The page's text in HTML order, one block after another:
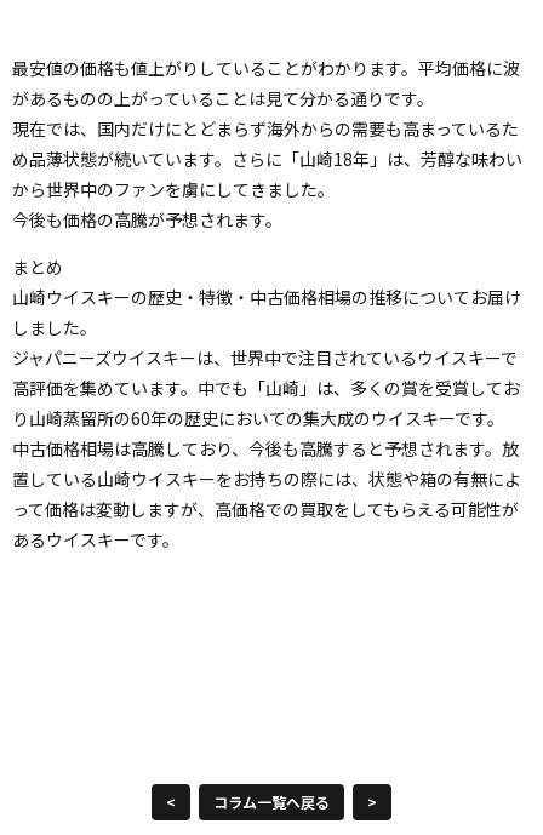
最安値の価格も値上がりしていることがわかります。平均価格に波
があるものの上がっていることは見て分かる通りです。
現在では、国内だけにとどまらず海外からの需要も高まっているた
め品薄状態が続いています。さらに「山崎18年」は、芳醇な味わい
から世界中のファンを虜にしてきました。
今後も価格の高騰が予想されます。
まとめ
山崎ウイスキーの歴史・特徴・中古価格相場の推移についてお届け
しました。
ジャパニーズウイスキーは、世界中で注目されているウイスキーで
高評価を集めています。中でも「山崎」は、多くの賞を受賞してお
り山崎蒸留所の60年の歴史においての集大成のウイスキーです。
中古価格相場は高騰しており、今後も高騰すると予想されます。放
置している山崎ウイスキーをお持ちの際には、状態や箱の有無によ
って価格は変動しますが、高価格での買取をしてもらえる可能性が
あるウイスキーです。
< コラム一覧へ戻る >